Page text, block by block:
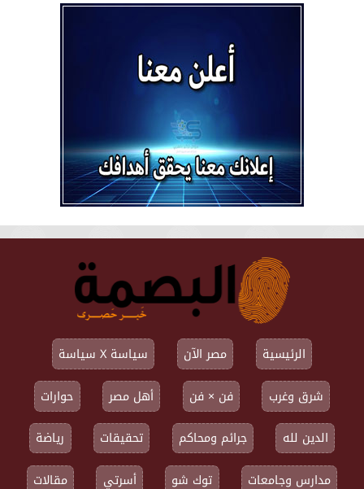
الرئيسية مصر الآن
سياسة X سياسة
شرق وغرب
فن × فن أهل مصر
حوارات
الدين لله
جرائم ومحاكم تحقيقات
رياضة
مدارس وجامعات
توك شو أسرتي مقالات